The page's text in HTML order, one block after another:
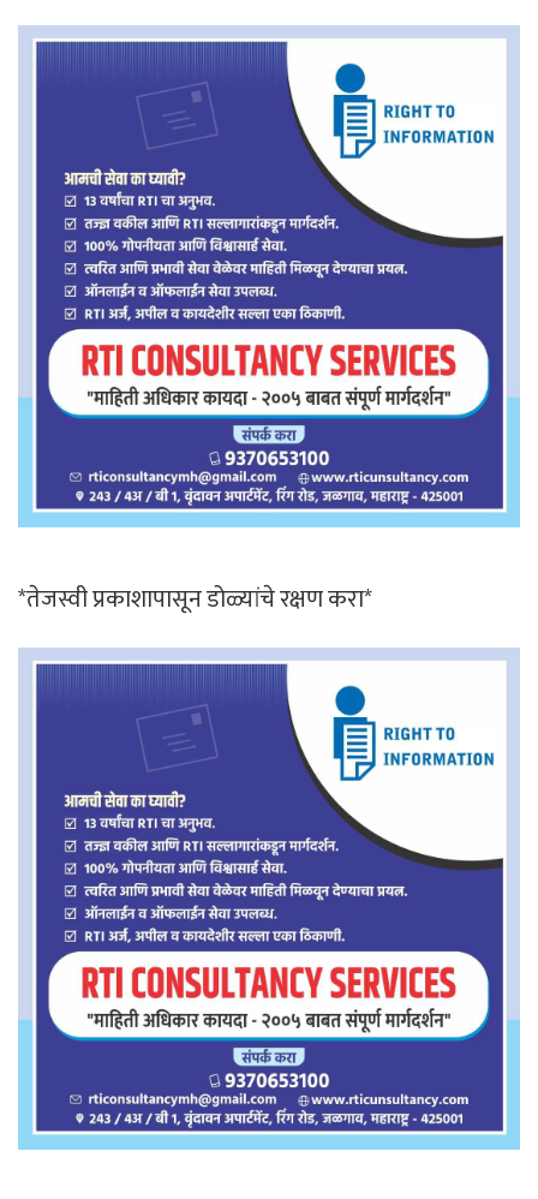
*तेजस्वी प्रकाशापासून डोळ्यांचे रक्षण करा*